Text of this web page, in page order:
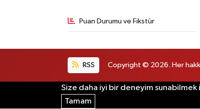
Puan Durumu ve Fikstür
RSS Copyright © 2026. Her hakkı
Size daha iyi bir deneyim sunabilmek
Tamam